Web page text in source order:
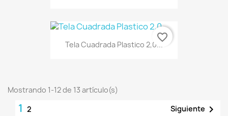
Tela Cuadrada Plastico 2,0...
favorite_border
Mostrando 1-12 de 13 artículo(s)
1 2 Siguiente 